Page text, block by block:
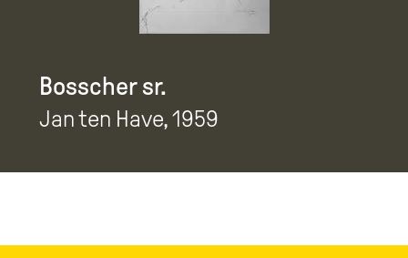
Bosscher sr.
Jan ten Have, 1959